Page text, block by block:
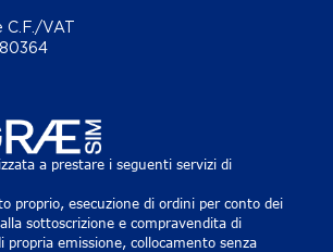
C.F./VAT
a prestare i seguenti servizi di
proprio, esecuzione di ordini per conto dei
sottoscrizione e compravendita di
emissione, collocamento senza